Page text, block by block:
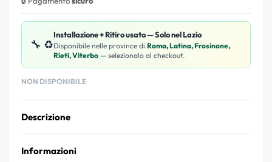
🔧 ♻️
Installazione + Ritiro usato — Solo nel Lazio
Disponibile nelle province di Roma, Latina, Frosinone,
Rieti, Viterbo — selezionalo al checkout.
NON DISPONIBILE
Descrizione
Informazioni